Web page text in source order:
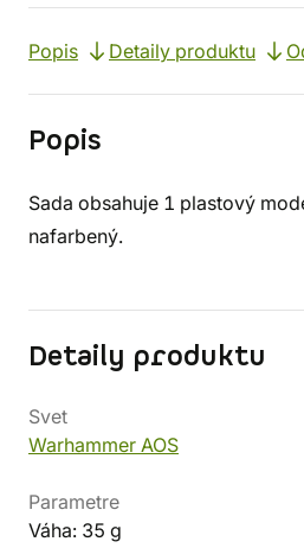
Popis Detaily produktu
Popis
Sada obsahuje 1 plastový
nafarbený.
Detaily produktu
Svet
Warhammer AOS
Parametre
Váha: 35 g